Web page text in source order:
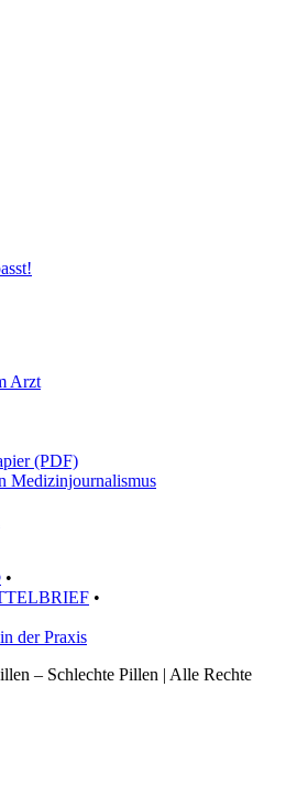
Arzt
(PDF)
Medizinjournalismus
•
•
der Praxis
– Schlechte Pillen | Alle Rechte